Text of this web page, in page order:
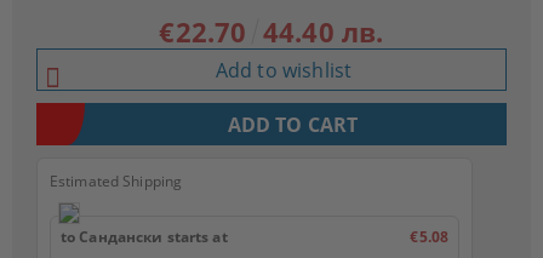
€22.70 44.40 лв.
Add to wishlist
Estimated Shipping
to Сандански starts at
€5.08